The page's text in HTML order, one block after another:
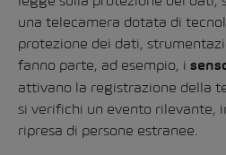
una telecamera dotata di
protezione dei dati,
fanno parte, ad esempio, i
attivano la registrazione della
si verifichi un evento rilevante,
ripresa di persone estranee.